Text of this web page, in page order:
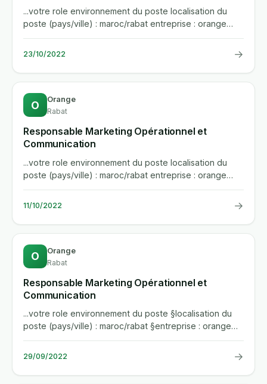
...votre role environnement du poste localisation du
poste (pays/ville) : maroc/rabat entreprise : orange
business...
23/10/2022 →
O Orange
Rabat
Responsable Marketing Opérationnel et
Communication
...votre role environnement du poste localisation du
poste (pays/ville) : maroc/rabat entreprise : orange
business...
11/10/2022 →
O Orange
Rabat
Responsable Marketing Opérationnel et
Communication
...votre role environnement du poste §localisation du
poste (pays/ville) : maroc/rabat §entreprise : orange
business...
29/09/2022 →